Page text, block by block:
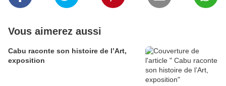
Vous aimerez aussi
Cabu raconte son histoire de l’Art,
exposition